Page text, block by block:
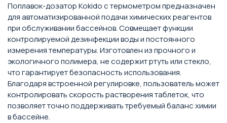
Поплавок-дозатор Kokido с термометром предназначен
для автоматизированной подачи химических реагентов
при обслуживании бассейнов. Совмещает функции
контролируемой дезинфекции воды и постоянного
измерения температуры. Изготовлен из прочного и
экологичного полимера, не содержит ртуть или стекло,
что гарантирует безопасность использования.
Благодаря встроенной регулировке, пользователь может
контролировать скорость растворения таблеток, что
позволяет точно поддерживать требуемый баланс химии
в бассейне.